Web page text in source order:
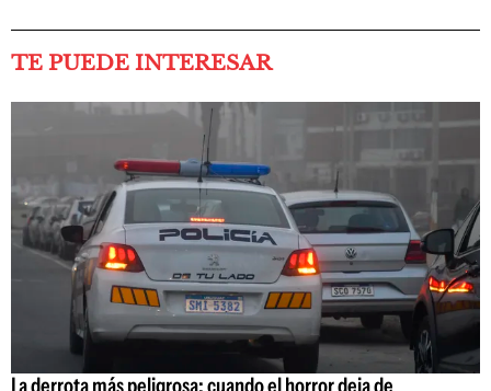
TE PUEDE INTERESAR